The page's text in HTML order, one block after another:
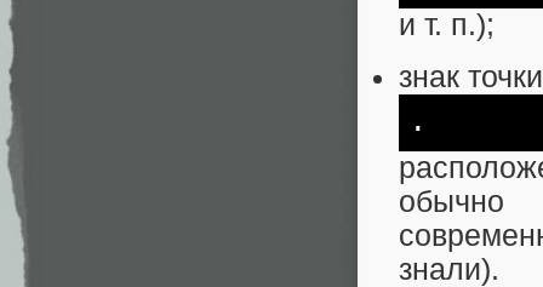
и т. п.);
знак точки
.
обычно
знали).